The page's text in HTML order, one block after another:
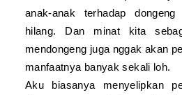
anak-anak terhadap
hilang. Dan minat kita
mendongeng juga nggak akan
manfaatnya banyak sekali loh.
Aku biasanya menyelipkan